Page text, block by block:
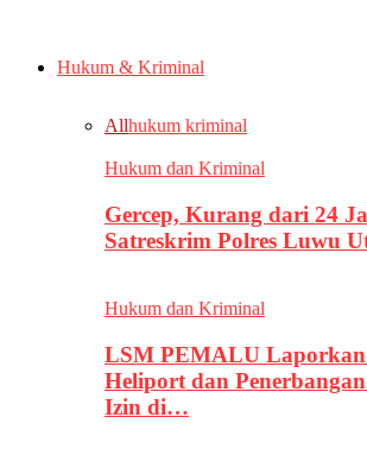
Hukum & Kriminal
Allhukum kriminal
Hukum dan Kriminal
Gercep, Kurang dari 24
Satreskrim Polres Luwu
Hukum dan Kriminal
LSM PEMALU Laporkan
Heliport dan
Izin di…